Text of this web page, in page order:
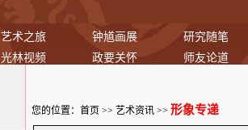
艺术之旅 钟馗画展
研究随笔
光林视频 政要关怀 师友论道
您的位置： 首页 >> 艺术资讯 >> 形象专递